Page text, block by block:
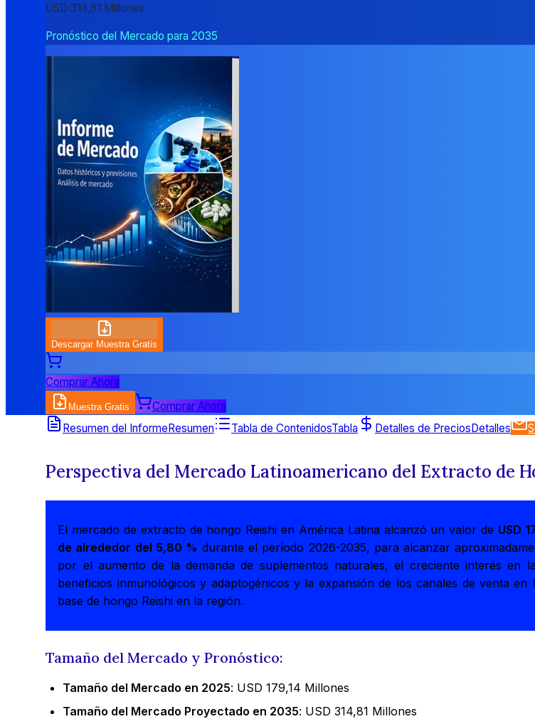
USD 314,81 Millones
Pronóstico del Mercado para 2035
Descargar Muestra Gratis
Comprar Ahora
Muestra Gratis
Comprar Ahora
Resumen del InformeResumen Tabla de ContenidosTabla Detalles de PreciosDetalles
Perspectiva del Mercado Latinoamericano del Extracto de
El mercado de extracto de hongo Reishi en América Latina alcanzó un valor de USD
de alrededor del 5,80 % durante el período 2026-2035, para alcanzar
por el aumento de la demanda de suplementos naturales, el creciente interés en
beneficios inmunológicos y adaptogénicos y la expansión de los canales de venta
base de hongo Reishi en la región.
Tamaño del Mercado y Pronóstico:
Tamaño del Mercado en 2025: USD 179,14 Millones
Tamaño del Mercado Proyectado en 2035: USD 314,81 Millones